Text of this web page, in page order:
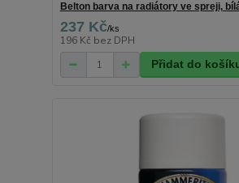
Belton barva na radiátory ve spreji,
237 Kč/ks
196 Kč bez DPH
Přidat do